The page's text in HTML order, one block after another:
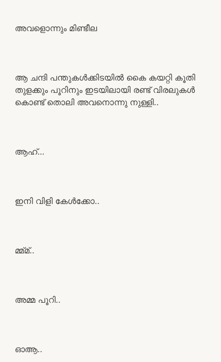
അവളൊന്നും മിണ്ടീല
ആ ചന്ദി പന്തുകൾക്കിടയിൽ കൈ കയറ്റി കൂതി
തുളക്കും പൂറിനും ഇടയിലായി രണ്ട് വിരലുകൾ
കൊണ്ട് തൊലി അവനൊന്നു നുള്ളി..
ആഹ്…
ഇനി വിളി കേൾക്കോ..
മ്മ്മ്..
അമ്മ പൂറി..
ഓആ..